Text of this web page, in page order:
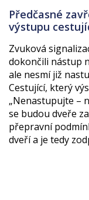
Předčasné
výstupu
Zvuková
dokončili nástup
ale nesmí již
Cestující, který
„Nenastupujte –
se budou dveře
přepravní
dveří a je tedy